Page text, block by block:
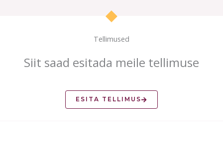
Tellimused
Siit saad esitada meile tellimuse
ESITA TELLIMUS